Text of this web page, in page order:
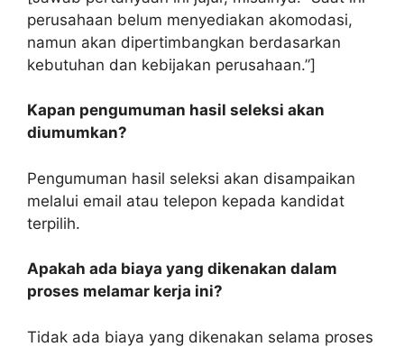
perusahaan belum menyediakan akomodasi,
namun akan dipertimbangkan berdasarkan
kebutuhan dan kebijakan perusahaan.”]
Kapan pengumuman hasil seleksi akan
diumumkan?
Pengumuman hasil seleksi akan disampaikan
melalui email atau telepon kepada kandidat
terpilih.
Apakah ada biaya yang dikenakan dalam
proses melamar kerja ini?
Tidak ada biaya yang dikenakan selama proses